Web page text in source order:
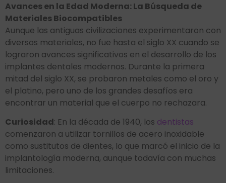
Avances en la Edad Moderna: La Búsqueda de
Materiales Biocompatibles
Aunque las antiguas civilizaciones experimentaron con
diversos materiales, no fue hasta el siglo XX cuando se
lograron avances significativos en el desarrollo de los
implantes dentales modernos. Durante la primera
mitad del siglo XX, se probaron metales como el oro y
el platino, pero uno de los grandes desafíos era
encontrar un material que el cuerpo no rechazara.
Curiosidad: En la década de 1940, los dentistas
comenzaron a utilizar tornillos de acero inoxidable
como sustitutos de dientes, lo que marcó el inicio de la
implantología moderna, aunque todavía con muchas
limitaciones.